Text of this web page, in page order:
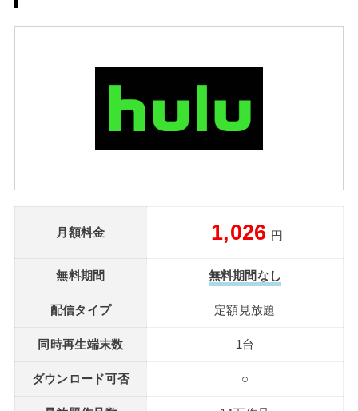
月額料金 1,026 円
無料期間 無料期間なし
配信タイプ 定額見放題
同時再生端末数 1台
ダウンロード可否 ○